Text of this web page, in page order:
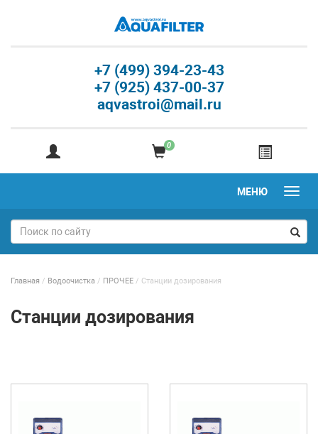
+7 (499) 394-23-43
+7 (925) 437-00-37
aqvastroi@mail.ru
0
МЕНЮ
Главная / Водоочистка / ПРОЧЕЕ / Станции дозирования
Станции дозирования